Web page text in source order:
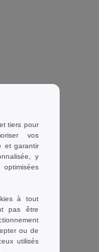
tiers pour
vos
et garantir
y
à tout
pas être
ou de
utilisés